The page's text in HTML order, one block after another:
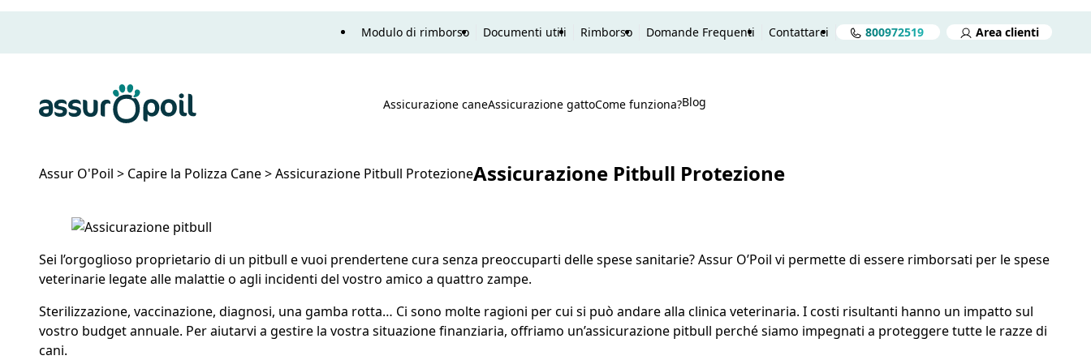
Modulo di rimborso Documenti utili Rimborso Domande Frequenti Contattarci 800972519 Area clienti
Ricerca
Assicurazione caneAssicurazione gattoCome funziona?Blog
Assur O'Poil > Capire la Polizza Cane>Assicurazione Pitbull ProtezioneAssicurazione Pitbull Protezione
Assicurazione Pitbull Protezione
Sei l’orgoglioso proprietario di un pitbull e vuoi prendertene cura senza preoccuparti delle spese sanitarie? Assur O’Poil vi permette di essere rimborsati per le spese
veterinarie legate alle malattie o agli incidenti del vostro amico a quattro zampe.
Sterilizzazione, vaccinazione, diagnosi, una gamba rotta… Ci sono molte ragioni per cui si può andare alla clinica veterinaria. I costi risultanti hanno un impatto sul
vostro budget annuale. Per aiutarvi a gestire la vostra situazione finanziaria, offriamo un’assicurazione pitbull perché siamo impegnati a proteggere tutte le razze di
cani.